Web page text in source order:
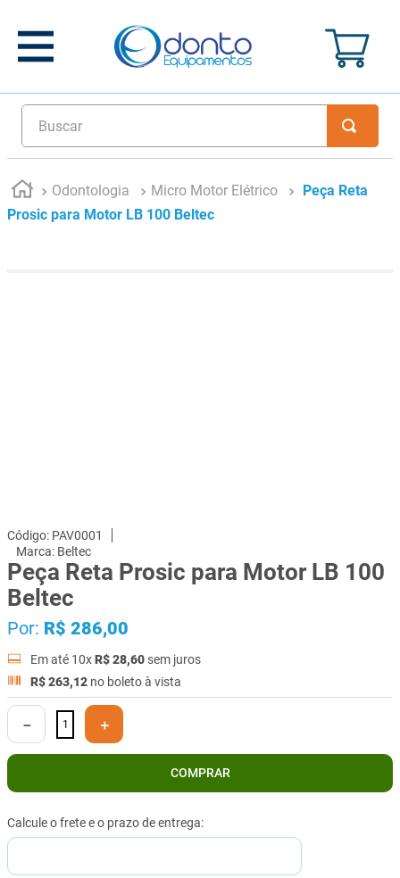
Buscar
Odontologia Micro Motor Elétrico
Peça Reta
Prosic para Motor LB 100 Beltec
PAV0001
Beltec
Peça Reta Prosic para Motor LB 100
Beltec
Por: R$ 286,00
Em até 10xR$28,60 sem juros
R$263,12 no boleto à vista
＋
－
COMPRAR